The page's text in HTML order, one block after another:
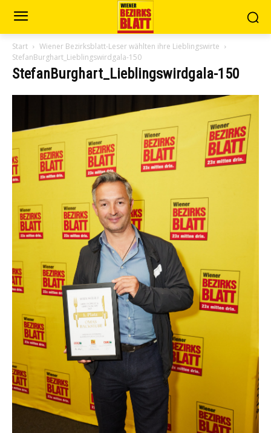
Start
Wiener Bezirksblatt-Leser wählten ihre Lieblingswirte
StefanBurghart_Lieblingswirdgala-150
StefanBurghart_Lieblingswirdgala-150